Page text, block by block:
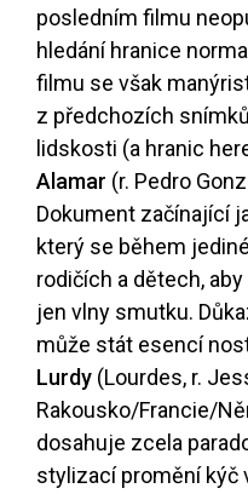
posledním filmu
hledání hranice
filmu se však
z předchozích
lidskosti (a hranic
Alamar (r. Pedro
Dokument začínající
který se během
rodičích a dětech,
jen vlny smutku.
může stát esencí
Lurdy (Lourdes, r.
Rakousko/Francie/
dosahuje zcela
stylizací promění kýč